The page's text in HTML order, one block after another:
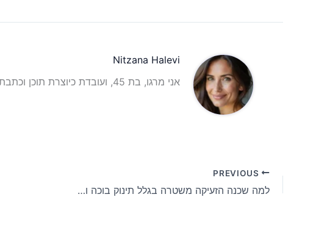
Nitzana Halevi
אני מרגו, בת 45, ועובדת כיוצרת תוכן וכתבת תוכן אינטרנטית עם ניסיון רב בתחום.
למה שכנה הזעיקה משטרה בגלל תינוק בוכה והאינטרנט מתפלג